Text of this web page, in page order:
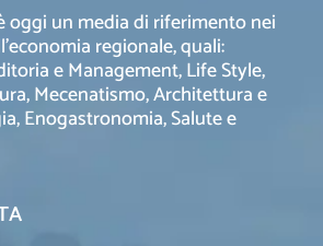
oggi un media di riferimento nei
regionale, quali:
e Management, Life Style,
Mecenatismo, Architettura e
Enogastronomia, Salute e